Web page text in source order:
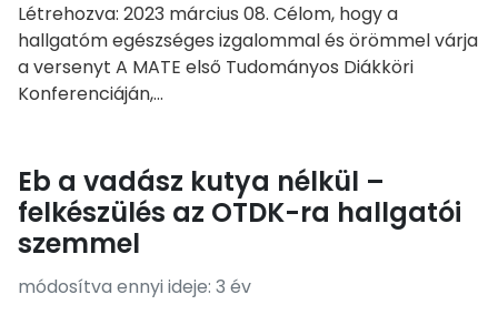
Létrehozva: 2023 március 08. Célom, hogy a
hallgatóm egészséges izgalommal és örömmel várja
a versenyt A MATE első Tudományos Diákköri
Konferenciáján,...
Eb a vadász kutya nélkül –
felkészülés az OTDK-ra hallgatói
szemmel
módosítva ennyi ideje: 3 év